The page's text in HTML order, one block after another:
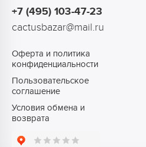
+7 (495) 103-47-23
cactusbazar@mail.ru
Оферта и политика
конфиденциальности
Пользовательское
соглашение
Условия обмена и
возврата